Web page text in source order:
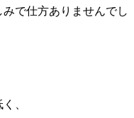
で仕方ありませんでし
、